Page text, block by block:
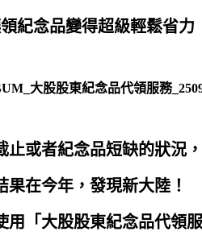
紀念品變得超級輕鬆省力
止或者紀念品短缺的狀況
果在今年，發現新大陸！
用「大股股東紀念品代領服